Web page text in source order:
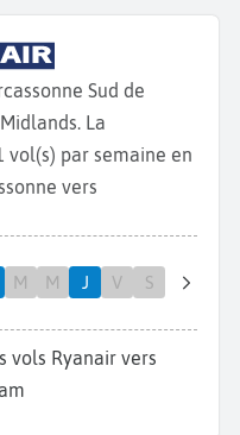
Sud de
La
vol(s) par semaine en
vers
M M J V S